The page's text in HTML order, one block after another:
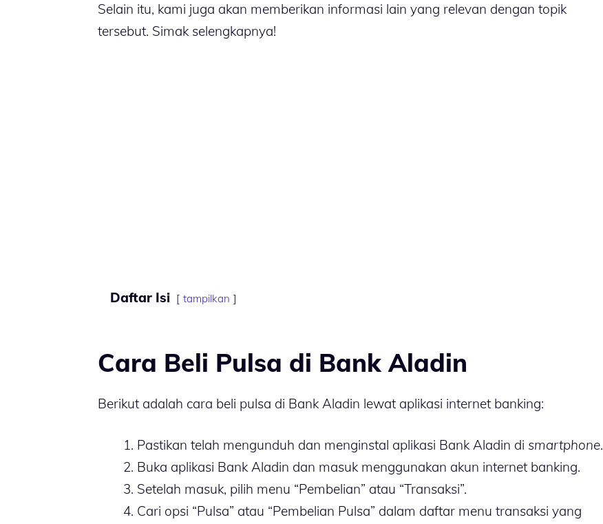
Selain itu, kami juga akan memberikan informasi lain yang relevan dengan topik
tersebut. Simak selengkapnya!
Daftar Isi tampilkan
Cara Beli Pulsa di Bank Aladin
Berikut adalah cara beli pulsa di Bank Aladin lewat aplikasi internet banking:
Pastikan telah mengunduh dan menginstal aplikasi Bank Aladin di smartphone.
Buka aplikasi Bank Aladin dan masuk menggunakan akun internet banking.
Setelah masuk, pilih menu “Pembelian” atau “Transaksi”.
Cari opsi “Pulsa” atau “Pembelian Pulsa” dalam daftar menu transaksi yang